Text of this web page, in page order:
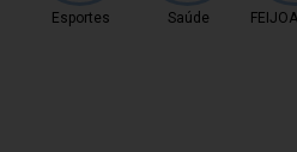
Esportes Saúde